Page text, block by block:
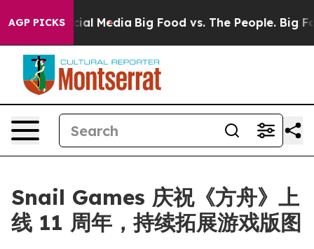
AGP PICKS
on Social Media Big Food vs. The People. Big
Snail Games 庆祝《方舟》上
线 11 周年，持续拓展游戏版图